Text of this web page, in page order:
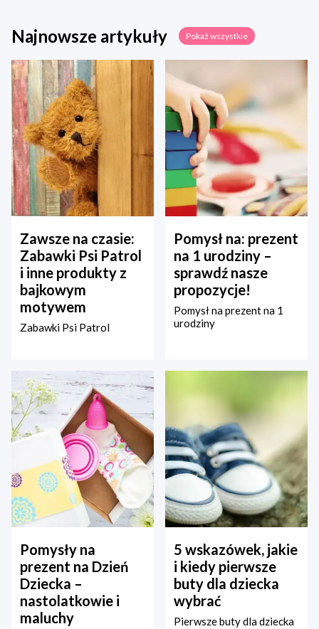
Najnowsze artykuły Pokaż wszystkie
Zawsze na czasie:
Zabawki Psi Patrol
i inne produkty z
bajkowym
motywem
Zabawki Psi Patrol
Pomysł na: prezent
na 1 urodziny –
sprawdź nasze
propozycje!
Pomysł na prezent na 1
urodziny
Pomysły na
prezent na Dzień
Dziecka –
nastolatkowie i
maluchy
5 wskazówek, jakie
i kiedy pierwsze
buty dla dziecka
wybrać
Pierwsze buty dla dziecka